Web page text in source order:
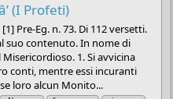
(I Profeti)
Pre-Eg. n. 73. Di 112 versetti.
suo contenuto. In nome di
1. Si avvicina
conti, mentre essi incuranti
loro alcun Monito...